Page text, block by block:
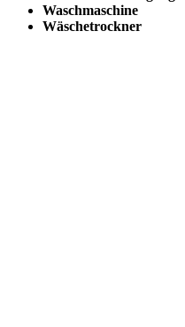
Waschmaschine
Wäschetrockner